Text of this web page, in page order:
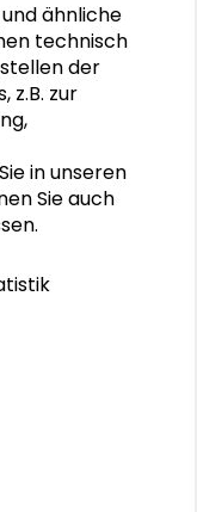
und
in einer
Seit 2020
sozial-
Förderung
werden
in der
in
ähnliche
technisch
der
z.B. zur
in unseren
Sie auch